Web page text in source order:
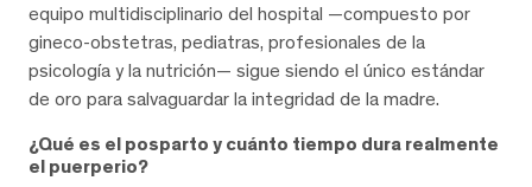
equipo multidisciplinario del hospital —compuesto por
gineco-obstetras, pediatras, profesionales de la
psicología y la nutrición— sigue siendo el único estándar
de oro para salvaguardar la integridad de la madre.
¿Qué es el posparto y cuánto tiempo dura realmente
el puerperio?